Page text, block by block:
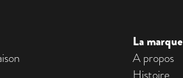
La marque
A propos
Histoire